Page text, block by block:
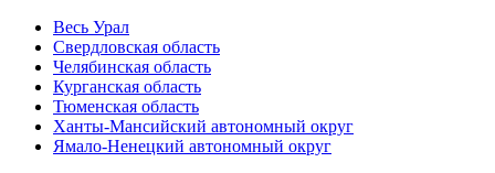
Весь Урал
Свердловская область
Челябинская область
Курганская область
Тюменская область
Ханты-Мансийский автономный округ
Ямало-Ненецкий автономный округ